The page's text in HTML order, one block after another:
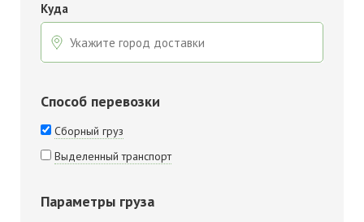
Куда
Способ перевозки
Сборный груз
Выделенный транспорт
Параметры груза